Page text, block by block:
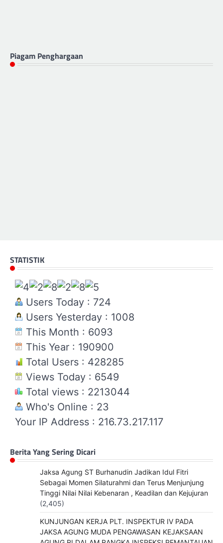
Piagam Penghargaan
STATISTIK
Users Today : 724
Users Yesterday : 1008
This Month : 6093
This Year : 190900
Total Users : 428285
Views Today : 6549
Total views : 2213044
Who's Online : 23
Your IP Address : 216.73.217.117
Berita Yang Sering Dicari
Jaksa Agung ST Burhanudin Jadikan Idul Fitri
Sebagai Momen Silaturahmi dan Terus Menjunjung
Tinggi Nilai Nilai Kebenaran , Keadilan dan Kejujuran
(2,405)
KUNJUNGAN KERJA PLT. INSPEKTUR IV PADA
JAKSA AGUNG MUDA PENGAWASAN KEJAKSAAN